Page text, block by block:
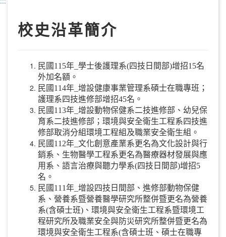
校史沿革簡介
民國115年_學士後護理系(四技日間部)增招15名
外加名額。
民國114年_增設健康事業管理系碩士在職專班；
護理系四技進修部增招45名。
民國113年_增設動物保健系二技進修部、幼兒保
育系二技進修部；環境與安全衛生工程系四技進
修部取消分組環境工程組及職業安全衛生組。
民國112年_文化創意產業系更名為文化設計與行
銷系、生物醫學工程系更名為醫療器材發展與應
用系、語言治療與聽力學系(四技日間部)增招5
名。
民國111年_增設四技日間部、進修部動物保健
系、營養系暨營養醫學研究所整併暨更名為營養
系(含碩士班)、環境與安全衛生工程系暨環境工
程研究所及職業安全與防災研究所整併暨更名為
環境與安全衛生工程系(含碩士班、碩士在職專